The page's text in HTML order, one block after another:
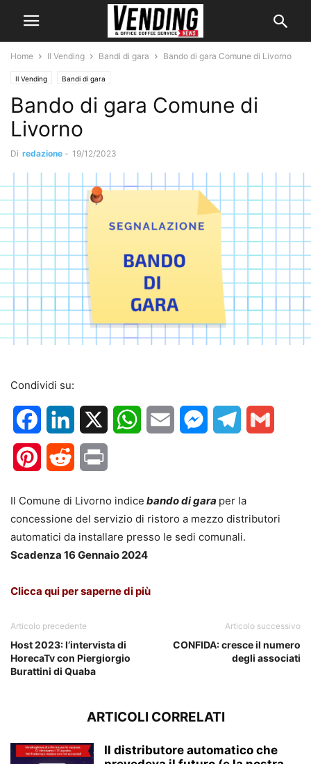
Home Il Vending Bandi di gara Bando di gara Comune di Livorno
Il Vending Bandi di gara
Bando di gara Comune di
Livorno
Di redazione - 19/12/2023
Condividi su:
FacebookLinkedIn WhatsApp
Email MessengerTelegram
PinterestReddit
Il Comune di Livorno indice bando di gara per la
concessione del servizio di ristoro a mezzo distributori
automatici da installare presso le sedi comunali.
Scadenza 16 Gennaio 2024
Clicca qui per saperne di più
Articolo precedente
Host 2023: l’intervista di
HorecaTv con Piergiorgio
Burattini di Quaba
Articolo successivo
CONFIDA: cresce il numero
degli associati
ARTICOLI CORRELATI
Il distributore automatico che